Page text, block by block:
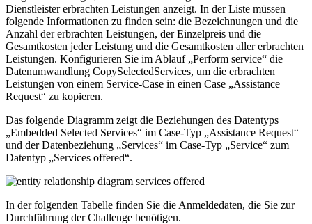
Dienstleister erbrachten Leistungen anzeigt. In der Liste müssen
folgende Informationen zu finden sein: die Bezeichnungen und die
Anzahl der erbrachten Leistungen, der Einzelpreis und die
Gesamtkosten jeder Leistung und die Gesamtkosten aller erbrachten
Leistungen. Konfigurieren Sie im Ablauf „Perform service“ die
Datenumwandlung CopySelectedServices, um die erbrachten
Leistungen von einem Service-Case in einen Case „Assistance
Request“ zu kopieren.
Das folgende Diagramm zeigt die Beziehungen des Datentyps
„Embedded Selected Services“ im Case-Typ „Assistance Request“
und der Datenbeziehung „Services“ im Case-Typ „Service“ zum
Datentyp „Services offered“.
In der folgenden Tabelle finden Sie die Anmeldedaten, die Sie zur
Durchführung der Challenge benötigen.